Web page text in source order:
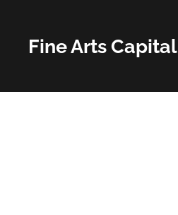
Fine Arts Capital